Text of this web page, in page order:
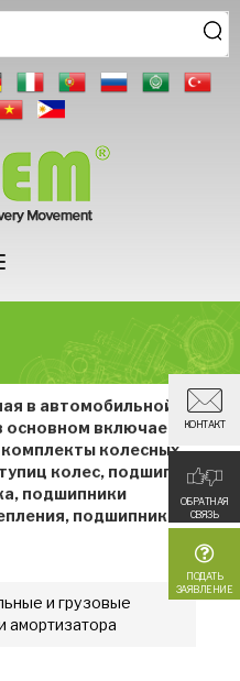
в автомобильной и
основном включает в
колесных
колес, подшипники
подшипники
подшипники
и грузовые
амортизатора
КОНТАКТ
ОБРАТНАЯ
СВЯЗЬ
ПОДАТЬ
ЗАЯВЛЕНИЕ